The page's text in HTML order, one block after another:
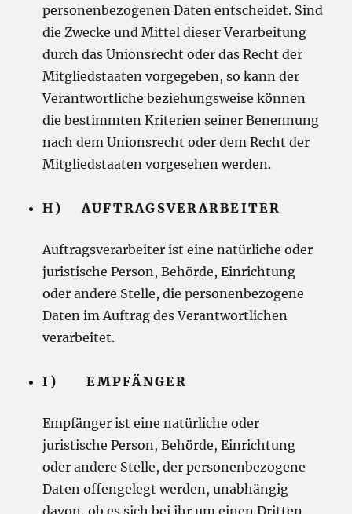
personenbezogenen Daten entscheidet. Sind
die Zwecke und Mittel dieser Verarbeitung
durch das Unionsrecht oder das Recht der
Mitgliedstaaten vorgegeben, so kann der
Verantwortliche beziehungsweise können
die bestimmten Kriterien seiner Benennung
nach dem Unionsrecht oder dem Recht der
Mitgliedstaaten vorgesehen werden.
H) AUFTRAGSVERARBEITER
Auftragsverarbeiter ist eine natürliche oder
juristische Person, Behörde, Einrichtung
oder andere Stelle, die personenbezogene
Daten im Auftrag des Verantwortlichen
verarbeitet.
I) EMPFÄNGER
Empfänger ist eine natürliche oder
juristische Person, Behörde, Einrichtung
oder andere Stelle, der personenbezogene
Daten offengelegt werden, unabhängig
davon, ob es sich bei ihr um einen Dritten